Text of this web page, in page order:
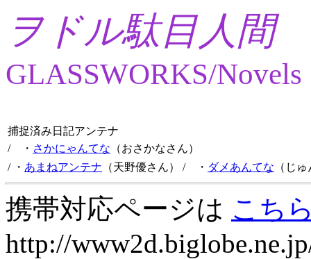
ヲドル駄目人間
GLASSWORKS/Novels
捕捉済み日記アンテナ
/ ・ さかにゃんてな （おさかなさん）
/ ・ あまねアンテナ （天野優さん） / ・ ダメあんてな （じ
携帯対応ページは こち
http://